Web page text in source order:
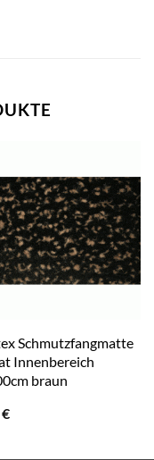
Schmutzfangmatte
Innenbereich
braun
€